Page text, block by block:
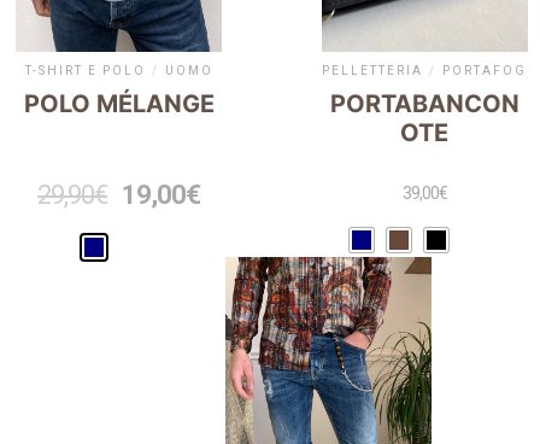
T-SHIRT E POLO / UOMO
POLO MÉLANGE
29,90€ 19,00€
PELLETTERIA /
PORTABANCON
OTE
39,00€